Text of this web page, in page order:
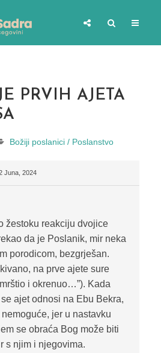
PRVIH AJETA
Božiji poslanici / Poslanstvo
Juna, 2024
žestoku reakciju dvojice
da je Poslanik, mir neka
porodicom, bezgrješan.
na prve ajete sure
i okrenuo…”). Kada
ajet odnosi na Ebu Bekra,
jer u nastavku
se obraća Bog može biti
s njim i njegovima.